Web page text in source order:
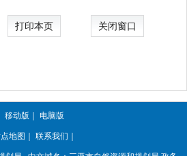
打印本页 关闭窗口
移动版 电脑版
地图 联系我们